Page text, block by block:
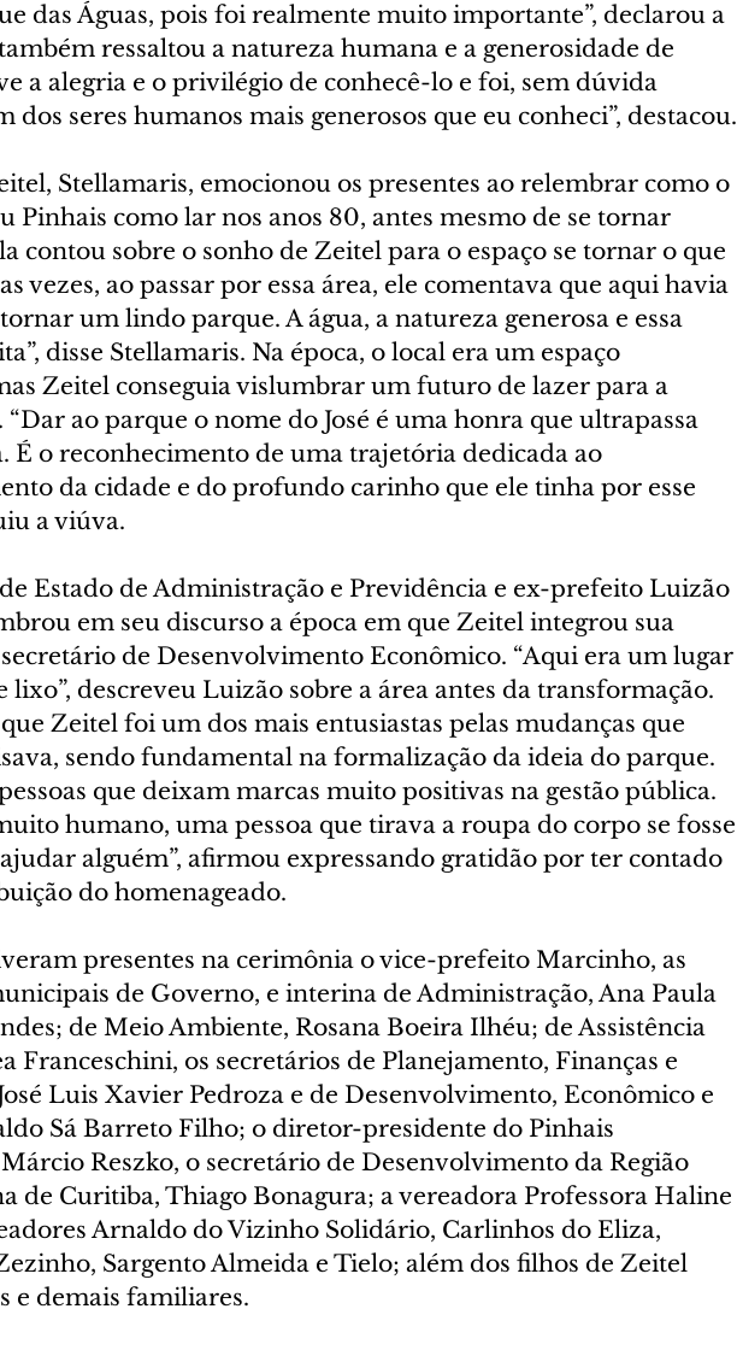
das Águas, pois foi realmente muito importante”, declarou a
ressaltou a natureza humana e a generosidade de
a alegria e o privilégio de conhecê-lo e foi, sem dúvida
dos seres humanos mais generosos que eu conheci”, destacou.
Stellamaris, emocionou os presentes ao relembrar como o
Pinhais como lar nos anos 80, antes mesmo de se tornar
contou sobre o sonho de Zeitel para o espaço se tornar o que
vezes, ao passar por essa área, ele comentava que aqui havia
um lindo parque. A água, a natureza generosa e essa
disse Stellamaris. Na época, o local era um espaço
Zeitel conseguia vislumbrar um futuro de lazer para a
ao parque o nome do José é uma honra que ultrapassa
É o reconhecimento de uma trajetória dedicada ao
da cidade e do profundo carinho que ele tinha por esse
a viúva.
Estado de Administração e Previdência e ex-prefeito Luizão
em seu discurso a época em que Zeitel integrou sua
de Desenvolvimento Econômico. “Aqui era um lugar
lixo”, descreveu Luizão sobre a área antes da transformação.
Zeitel foi um dos mais entusiastas pelas mudanças que
sendo fundamental na formalização da ideia do parque.
que deixam marcas muito positivas na gestão pública.
humano, uma pessoa que tirava a roupa do corpo se fosse
alguém”, afirmou expressando gratidão por ter contado
do homenageado.
presentes na cerimônia o vice-prefeito Marcinho, as
de Governo, e interina de Administração, Ana Paula
de Meio Ambiente, Rosana Boeira Ilhéu; de Assistência
Franceschini, os secretários de Planejamento, Finanças e
Luis Xavier Pedroza e de Desenvolvimento, Econômico e
Sá Barreto Filho; o diretor-presidente do Pinhais
Reszko, o secretário de Desenvolvimento da Região
de Curitiba, Thiago Bonagura; a vereadora Professora Haline
Arnaldo do Vizinho Solidário, Carlinhos do Eliza,
Sargento Almeida e Tielo; além dos filhos de Zeitel
e demais familiares.